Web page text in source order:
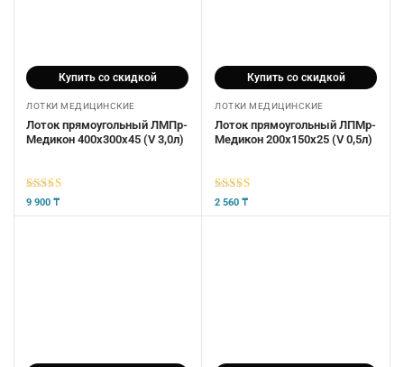
Купить со скидкой
ЛОТКИ МЕДИЦИНСКИЕ
Лоток прямоугольный ЛМПр-
Медикон 400х300х45 (V 3,0л)
5 из 5
9 900 ₸
Купить со скидкой
ЛОТКИ МЕДИЦИНСКИЕ
Лоток прямоугольный ЛПМр-
Медикон 200х150х25 (V 0,5л)
5 из 5
2 560 ₸